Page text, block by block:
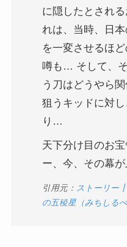
に隠したとされ
れは、当時、日
を一変させるほ
噂も… そして、
う刀はどうやら
狙うキッドに対し
り…
天下分け目のお
ー、今、その幕
引用元： ストーリー
の五稜星（みちしるべ